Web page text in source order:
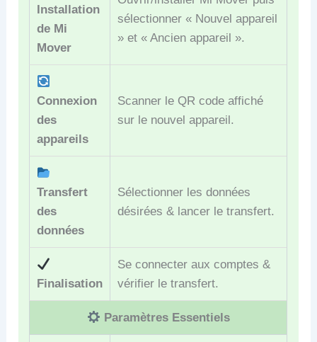
Installation
de Mi
Mover
sélectionner « Nouvel appareil
» et « Ancien appareil ».
Connexion
des
appareils
Scanner le QR code affiché
sur le nouvel appareil.
Transfert
des
données
Sélectionner les données
désirées & lancer le transfert.
Finalisation
Se connecter aux comptes &
vérifier le transfert.
Paramètres Essentiels